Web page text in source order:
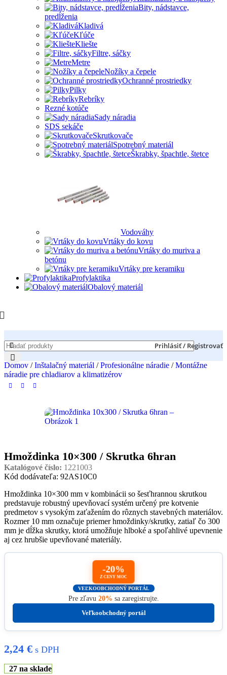
Bity, nádstavce,
predĺženia
Kladivá
Kľúče
Kliešte
Filtre, sáčky
Metre
Nožíky a čepele
Ochranné prostriedky
Pilky
Rebríky
Rezné kotúče
Sady náradia
SDS sekáče
Skrutkovače
Spotrebný materiál
Škrabky, špachtle, štetce
Vodováhy
Vrtáky do kovu
Vrtáky do muriva a
betónu
Vrtáky pre keramiku
Profylaktika
Obalový materiál
Prihlásiť / Registrovať
Domov / Inštalačný materiál / Profesionálne náradie / Montážne
náradie pre chladiarov a klimatizérov
Hmoždinka 10×300 / Skrutka 6hran
Katalógové číslo: 1221003
Kód dodávateľa: 92AS10C0
Hmoždinka 10×300 mm v kombinácii so šesťhrannou skrutkou
predstavuje robustný upevňovací systém určený pre kotvenie
predmetov s vysokým zaťažením do rôznych stavebných materiálov.
Rozmer 10 mm označuje priemer hmoždinky/skrutky, zatiaľ čo 300
mm je dĺžka skrutky, ktorá umožňuje hlboké a spoľahlivé upevnenie
aj cez hrubšie upevňované materiály.
-20%
Z CENY MOC
VEĽKOOBCHODNÝ PORTÁL
Pre zľavu 20% sa zaregistrujte.
Veľkoobchodný portál
2,24 € s DPH
27 na sklade